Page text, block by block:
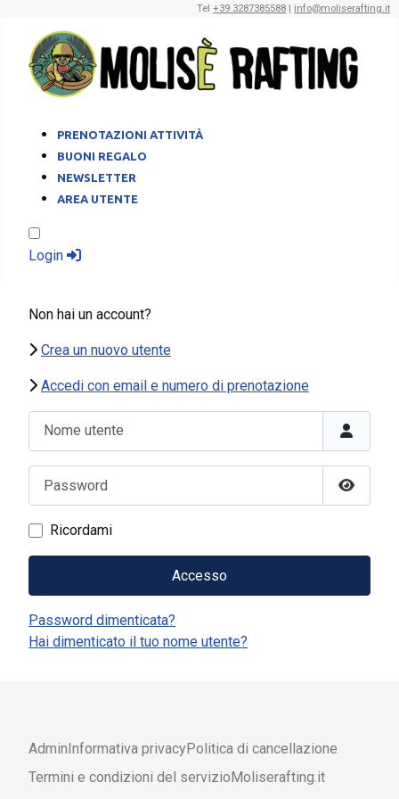
Tel +39 3287385588 | info@moliserafting.it
PRENOTAZIONI ATTIVITÀ
BUONI REGALO
NEWSLETTER
AREA UTENTE
Login
Non hai un account?
Crea un nuovo utente
Accedi con email e numero di prenotazione
Mostra
Ricordami
Accesso
Password dimenticata?
Hai dimenticato il tuo nome utente?
Admin Informativa privacyPolitica di cancellazione
Termini e condizioni del servizio Moliserafting.it